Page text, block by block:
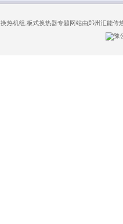
换热机组,板式换热器专题网站由郑州汇能传
豫